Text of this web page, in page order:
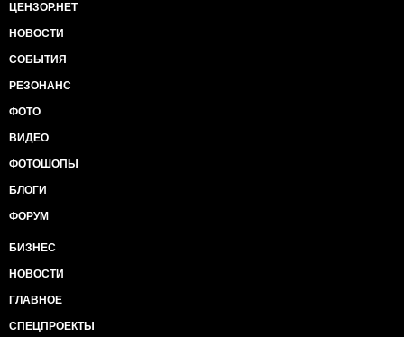
ЦЕНЗОР.НЕТ
НОВОСТИ
СОБЫТИЯ
РЕЗОНАНС
ФОТО
ВИДЕО
ФОТОШОПЫ
БЛОГИ
ФОРУМ
БИЗНЕС
НОВОСТИ
ГЛАВНОЕ
СПЕЦПРОЕКТЫ